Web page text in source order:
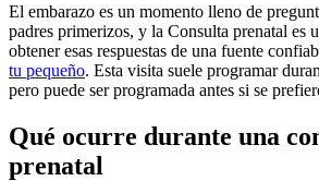
El embarazo es un momento lleno de
padres primerizos, y la Consulta prenatal es
obtener esas respuestas de una fuente
tu pequeño. Esta visita suele programar
pero puede ser programada antes si se
Qué ocurre durante una
prenatal